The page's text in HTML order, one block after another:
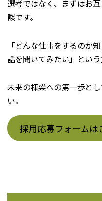
選考ではなく、まずはお
談です。
「どんな仕事をするのか
話を聞いてみたい」という
未来の棟梁への第一歩と
い。
採用応募フォームは